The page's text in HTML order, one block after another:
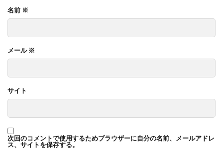
名前 ※
メール ※
サイト
次回のコメントで使用するためブラウザーに自分の名前、メールアドレ
ス、サイトを保存する。